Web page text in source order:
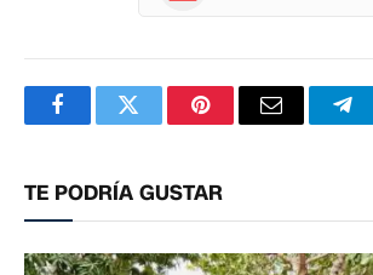
FacebookTwitterPinterestCorreo
TE PODRÍA GUSTAR